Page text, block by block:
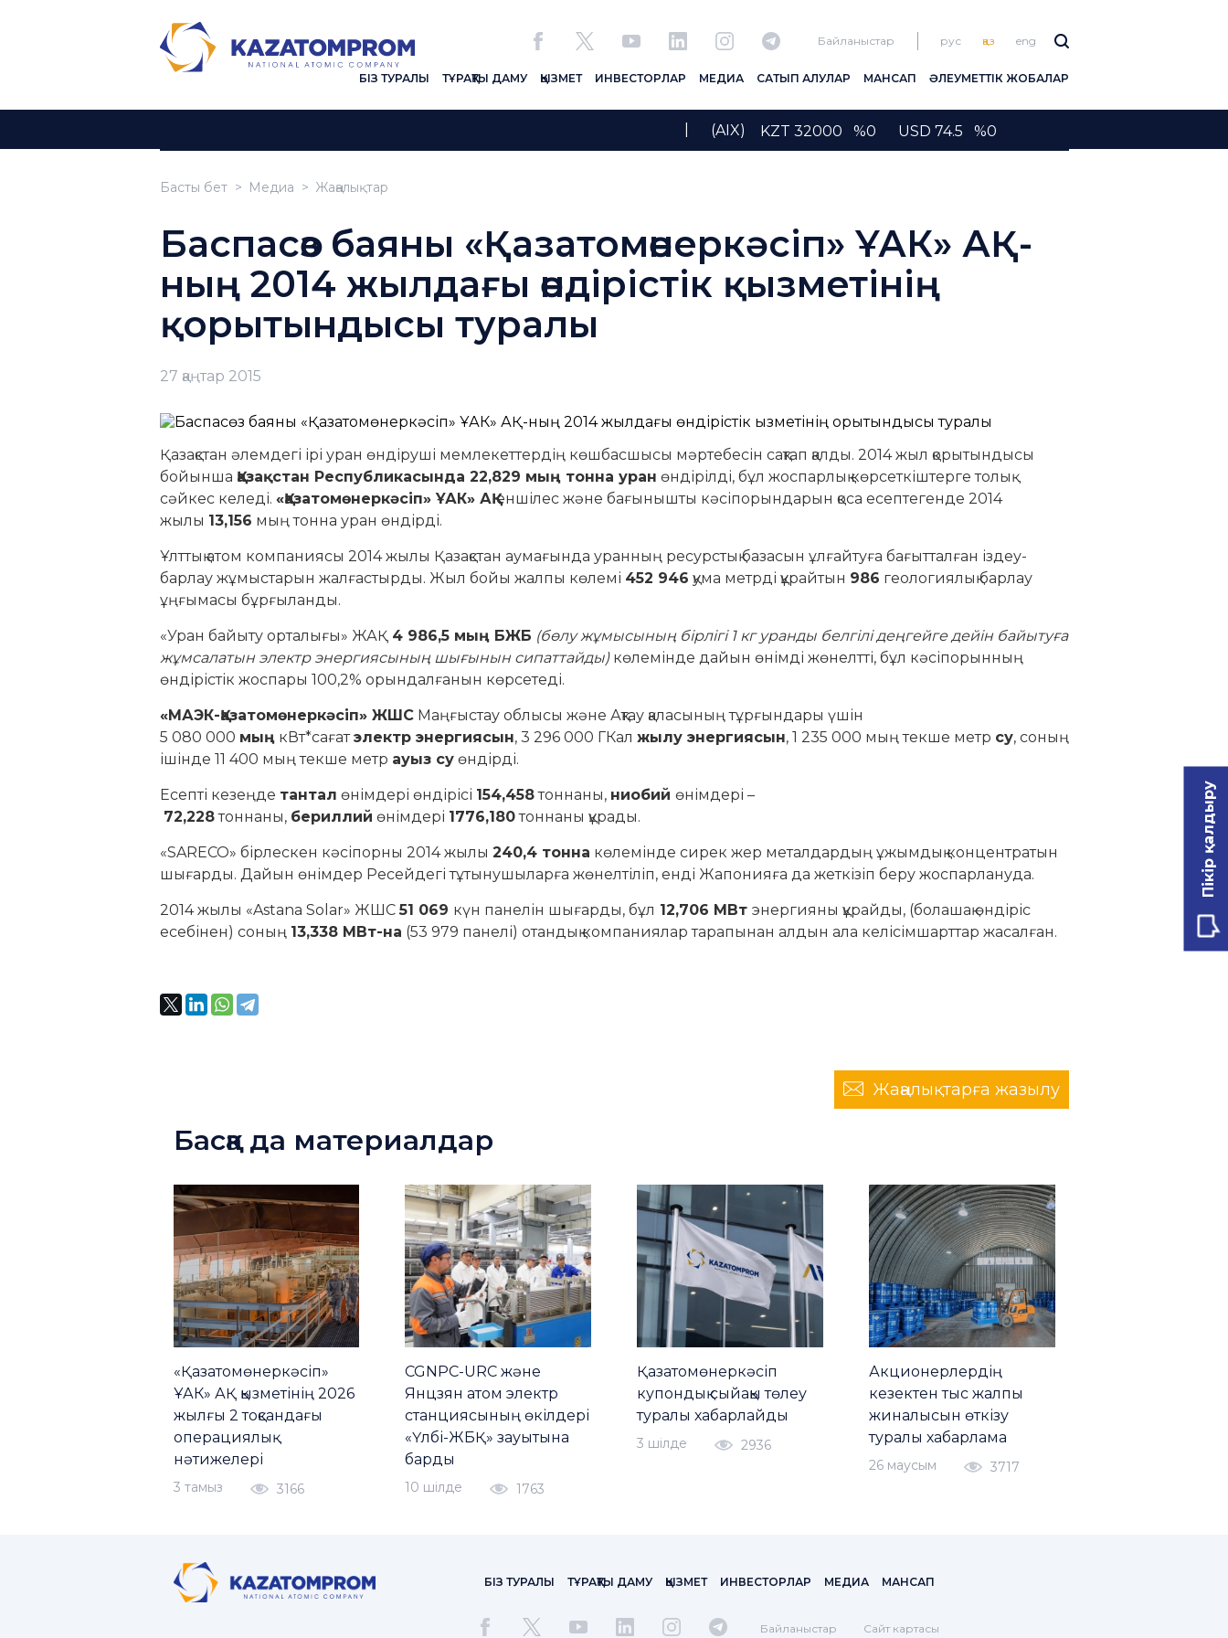
Байланыстар рус қаз eng
БІЗ ТУРАЛЫ ТҰРАҚТЫ ДАМУ ҚЫЗМЕТ ИНВЕСТОРЛАР МЕДИА САТЫП АЛУЛАР МАНСАП ӘЛЕУМЕТТІК ЖОБАЛАР
(AIX) KZT 32000 %0 USD 74.5 %0
Басты бет Медиа Жаңалықтар
Баспасөз баяны «Қазатомөнеркәсіп» ҰАК» АҚ-
ның 2014 жылдағы өндірістік қызметінің
қорытындысы туралы
27 қаңтар 2015
Қазақстан әлемдегі ірі уран өндіруші мемлекеттердің көшбасшысы мәртебесін сақтап қалды. 2014 жыл қорытындысы
бойынша Қазақстан Республикасында 22,829 мың тонна уран өндірілді, бұл жоспарлық көрсеткіштерге толық
сәйкес келеді. «Қазатомөнеркәсіп» ҰАК» АҚеншілес және бағынышты кәсіпорындарын қоса есептегенде 2014
жылы 13,156 мың тонна уран өндірді.
Ұлттық атом компаниясы 2014 жылы Қазақстан аумағында уранның ресурстық базасын ұлғайтуға бағытталған іздеу-
барлау жұмыстарын жалғастырды. Жыл бойы жалпы көлемі 452 946 қума метрді құрайтын 986 геологиялық барлау
ұңғымасы бұрғыланды.
«Уран байыту орталығы» ЖАҚ 4 986,5 мың БЖБ (бөлу жұмысының бірлігі 1 кг уранды белгілі деңгейге дейін байытуға
жұмсалатын электр энергиясының шығынын сипаттайды) көлемінде дайын өнімді жөнелтті, бұл кәсіпорынның
өндірістік жоспары 100,2% орындалғанын көрсетеді.
«МАЭК-Қазатомөнеркәсіп» ЖШСМаңғыстау облысы және Ақтау қаласының тұрғындары үшін
5 080 000 мыңкВт*сағатэлектр энергиясын, 3 296 000 ГКал жылу энергиясын, 1 235 000 мың текше метр су, соның
ішінде 11 400 мың текше метр ауыз суөндірді.
Есепті кезеңде тантал өнімдері өндірісі 154,458тоннаны, ниобий өнімдері –
72,228тоннаны, бериллий өнімдері 1776,180тоннаны құрады.
«SARECO» бірлескен кәсіпорны 2014 жылы 240,4 тонна көлемінде сирек жер металдардың ұжымдық концентратын
шығарды. Дайын өнімдер Ресейдегі тұтынушыларға жөнелтіліп, енді Жапонияға да жеткізіп беру жоспарлануда.
2014 жылы «Astana Solar» ЖШС51 069 күн панелін шығарды, бұл 12,706 МВт энергияны құрайды, (болашақ өндіріс
есебінен) соның 13,338 МВт-на (53 979 панелі) отандық компаниялар тарапынан алдын ала келісімшарттар жасалған.
Жаңалықтарға жазылу
Басқа да материалдар
«Қазатомөнеркәсіп»
ҰАК» АҚ қызметінің 2026
жылғы 2 тоқсандағы
операциялық
нәтижелері
3 тамыз 3166
CGNPC-URC және
Янцзян атом электр
станциясының өкілдері
«Үлбі-ЖБҚ» зауытына
барды
10 шiлде 1763
Қазатомөнеркәсіп
купондық сыйақы төлеу
туралы хабарлайды
3 шiлде 2936
Акционерлердің
кезектен тыс жалпы
жиналысын өткізу
туралы хабарлама
26 маусым 3717
БІЗ ТУРАЛЫ ТҰРАҚТЫ ДАМУ ҚЫЗМЕТ ИНВЕСТОРЛАР МЕДИА МАНСАП
Байланыстар Сайт картасы
Пікір қалдыру